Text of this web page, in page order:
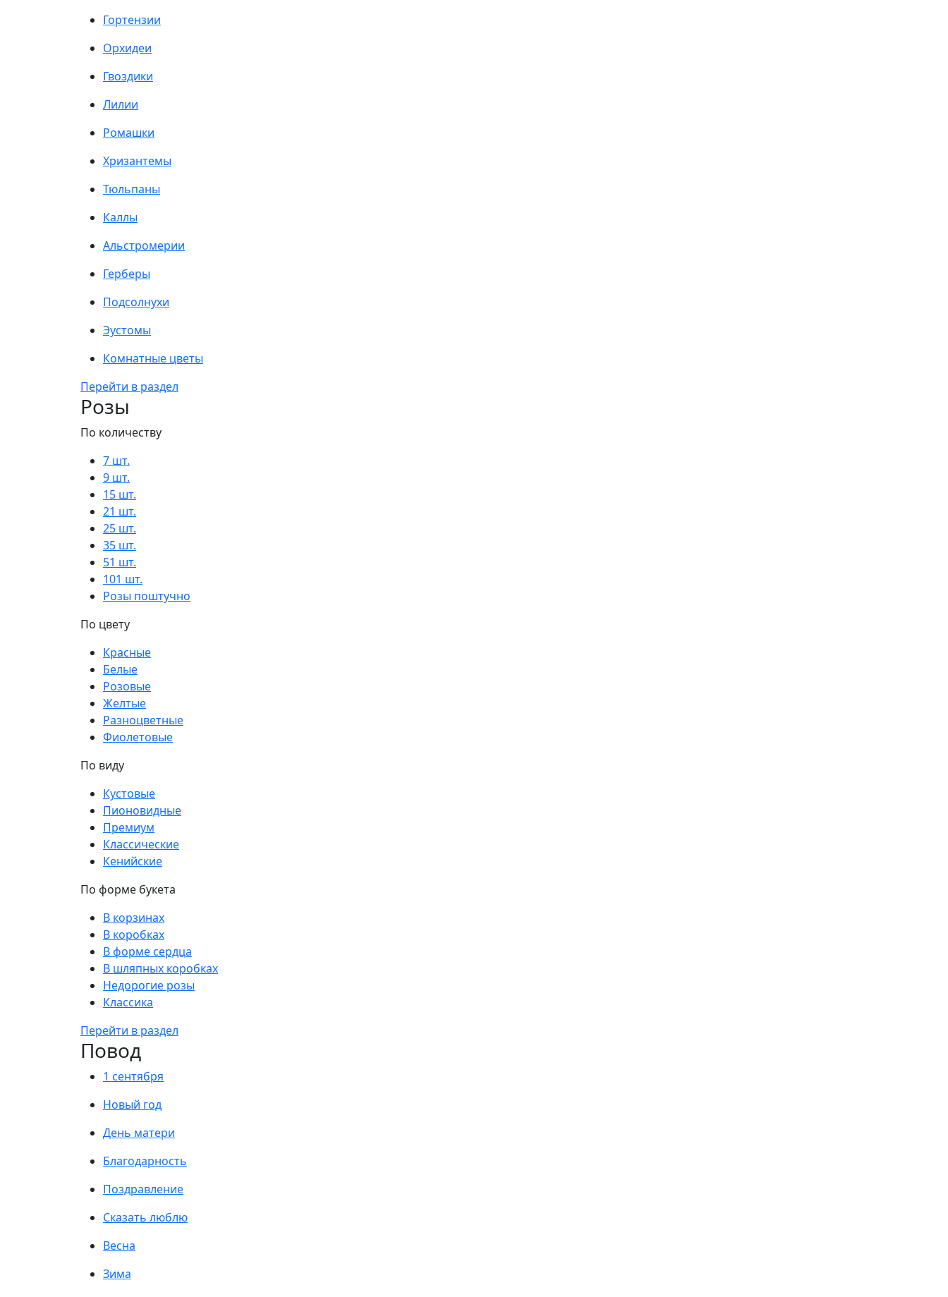
Гортензии
Орхидеи
Гвоздики
Лилии
Ромашки
Хризантемы
Тюльпаны
Каллы
Альстромерии
Герберы
Подсолнухи
Эустомы
Комнатные цветы
Перейти в раздел
Розы
По количеству
7 шт.
9 шт.
15 шт.
21 шт.
25 шт.
35 шт.
51 шт.
101 шт.
Розы поштучно
По цвету
Красные
Белые
Розовые
Желтые
Разноцветные
Фиолетовые
По виду
Кустовые
Пионовидные
Премиум
Классические
Кенийские
По форме букета
В корзинах
В коробках
В форме сердца
В шляпных коробках
Недорогие розы
Классика
Перейти в раздел
Повод
1 сентября
Новый год
День матери
Благодарность
Поздравление
Сказать люблю
Весна
Зима